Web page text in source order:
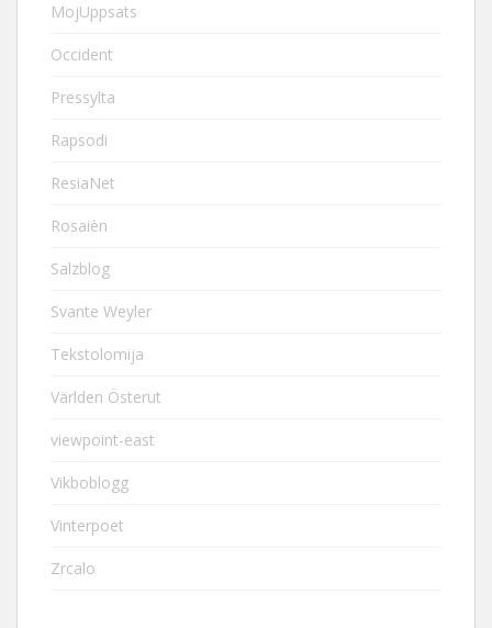
MojUppsats
Occident
Pressylta
Rapsodi
ResiaNet
Rosaièn
Salzblog
Svante Weyler
Tekstolomija
Världen Österut
viewpoint-east
Vikboblogg
Vinterpoet
Zrcalo